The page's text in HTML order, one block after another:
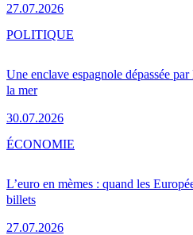
27.07.2026
Une enclave espagnole dépassée
la mer
30.07.2026
POLITIQUE
L’euro en mèmes : quand les
billets
27.07.2026
ÉCONOMIE